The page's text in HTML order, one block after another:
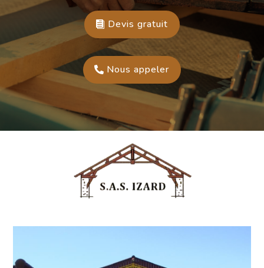
Devis gratuit
Nous appeler